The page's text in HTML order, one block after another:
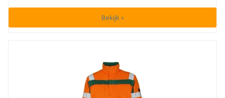
Bekijk »